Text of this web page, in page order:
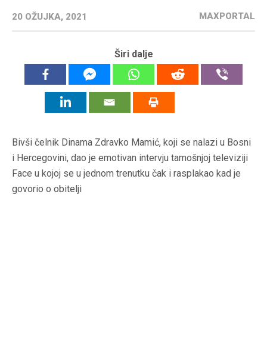
20 OŽUJKA, 2021 MAXPORTAL
Širi dalje
Bivši čelnik Dinama Zdravko Mamić, koji se nalazi u Bosni
i Hercegovini, dao je emotivan intervju tamošnjoj televiziji
Face u kojoj se u jednom trenutku čak i rasplakao kad je
govorio o obitelji